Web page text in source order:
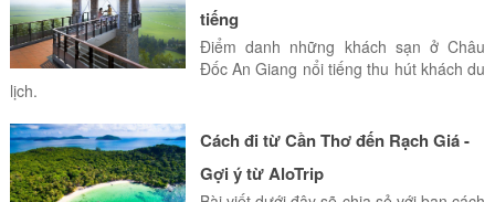
tiếng
Điểm danh những khách sạn ở Châu
Đốc An Giang nổi tiếng thu hút khách du
lịch.
Cách đi từ Cần Thơ đến Rạch Giá -
Gợi ý từ AloTrip